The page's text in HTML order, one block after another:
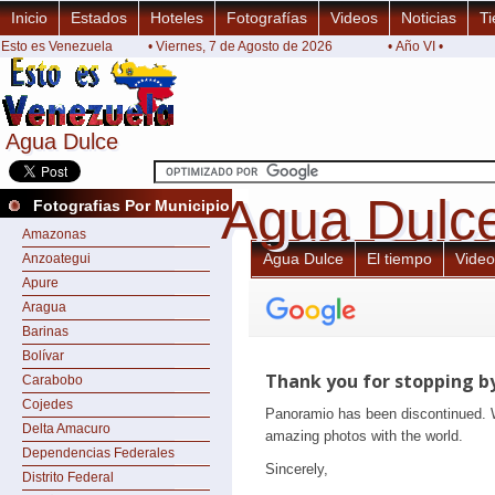
Agua Dulce
Agua Dulce
Inicio Estados Hoteles Fotografías Videos Noticias
Esto es Venezuela • Viernes, 7 de Agosto de 2026 • Año VI •
Fotografias Por Municipio
Amazonas
Anzoategui
Apure
Aragua
Barinas
Bolívar
Carabobo
Cojedes
Delta Amacuro
Dependencias Federales
Distrito Federal
Agua
Agua
Agua Dulce El tiempo